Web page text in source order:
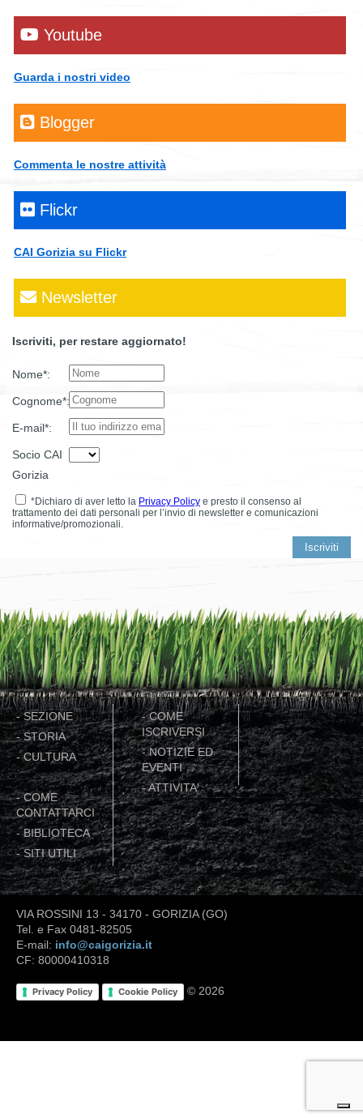
Youtube
Guarda i nostri video
Blogger
Commenta le nostre attività
Flickr
CAI Gorizia su Flickr
Newsletter
Iscriviti, per restare aggiornato!
Nome*:
Cognome*:
E-mail*:
Socio CAI
Gorizia
*Dichiaro di aver letto la Privacy Policy e presto il consenso al
trattamento dei dati personali per l’invio di newsletter e comunicazioni
informative/promozionali.
-SEZIONE
-STORIA
-CULTURA
-COME
ISCRIVERSI
-NOTIZIE ED
EVENTI
-ATTIVITA'
-COME
CONTATTARCI
-BIBLIOTECA
-SITI UTILI
VIA ROSSINI 13 - 34170 - GORIZIA (GO)
Tel. e Fax 0481-82505
E-mail: info@caigorizia.it
CF: 80000410318
Privacy Policy Cookie Policy © 2026